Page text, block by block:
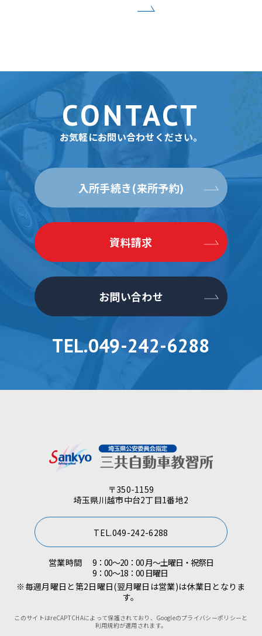
CONTACT
お気軽にお問い合わせください。
入所手続き(来所予約)
資料請求
お問い合わせ
TEL.049-242-6288
〒350-1159
埼玉県川越市中台2丁目1番地2
TEL.049-242-6288
営業時間
9：00～20：00 月～土曜日・祝祭日
9：00～18：00 日曜日
※毎週月曜日と第2日曜日(翌月曜日は営業)は休業日となりま
す。
このサイトはreCAPTCHAによって保護されており、Googleのプライバシーポリシー と
利用規約が適用されます。